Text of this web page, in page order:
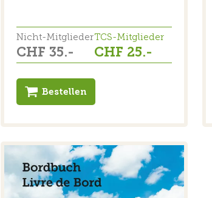
Nicht-Mitglieder
CHF 35.-
TCS-Mitglieder
CHF 25.-
Bestellen